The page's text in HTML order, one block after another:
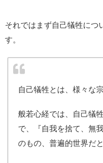
それではまず自己犠牲につ
す。
自己犠牲とは、様々な
般若心経では、自己犠
で、『自我を捨て、無
のもの、普遍的世界だ